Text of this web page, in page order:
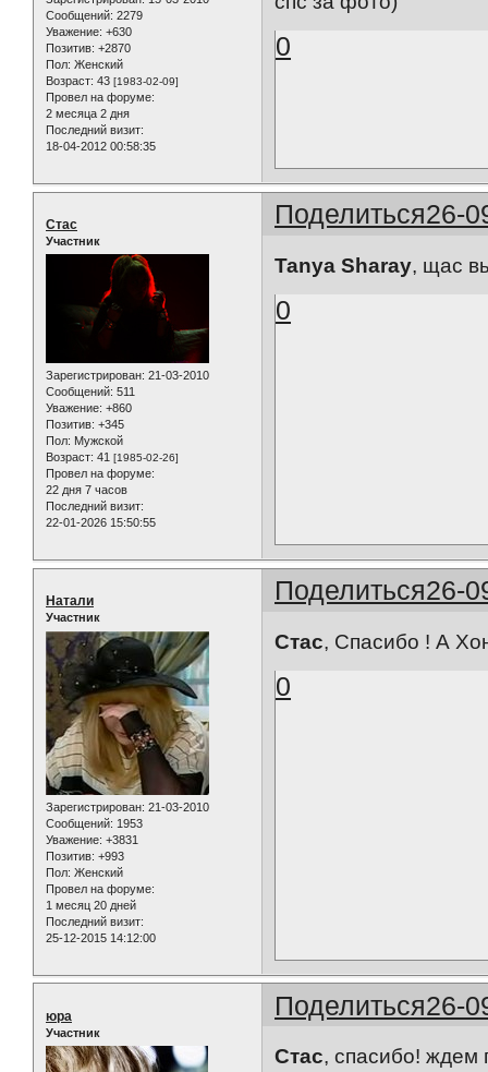
Сообщений: 2279
Уважение: +630
Позитив: +2870
Пол: Женский
Возраст: 43 [1983-02-09]
Провел на форуме:
2 месяца 2 дня
Последний визит:
18-04-2012 00:58:35
0
Поделиться26-
Стас
Участник
Зарегистрирован: 21-03-2010
Сообщений: 511
Уважение: +860
Позитив: +345
Пол: Мужской
Возраст: 41 [1985-02-26]
Провел на форуме:
22 дня 7 часов
Последний визит:
22-01-2026 15:50:55
Tanya Sharay, щас
0
Поделиться26-
Натали
Участник
Зарегистрирован: 21-03-2010
Сообщений: 1953
Уважение: +3831
Позитив: +993
Пол: Женский
Провел на форуме:
1 месяц 20 дней
Последний визит:
25-12-2015 14:12:00
Стас, Спасибо ! А
0
Поделиться26-
юра
Участник
Стас, спасибо! ждем